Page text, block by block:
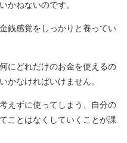
かねないのです。
銭感覚をしっかりと養ってい
にどれだけのお金を使えるの
かなければいけません。
えずに使ってしまう、自分の
ことはなくしていくことが課